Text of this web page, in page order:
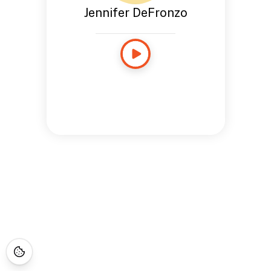
Jennifer DeFronzo